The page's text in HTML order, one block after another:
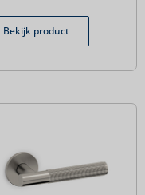
Bekijk product